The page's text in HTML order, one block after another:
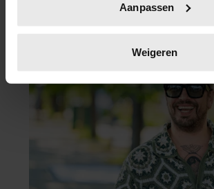
scannen op specifieke
verwerkt en stel uw voorkeuren in het
intrekken in de Cookieverklaring.
We gebruiken cookies om content en
personaliseren, om functies voor social
en om ons websiteverkeer te
informatie over uw gebruik van onze
partners voor social media, adverteren
Aanpassen
Weigeren